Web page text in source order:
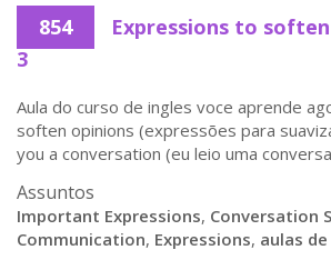
854
Expressions to
3
Aula do curso de ingles voce aprende
soften opinions (expressões para
you a conversation (eu leio uma
Assuntos
Important Expressions, Conversation
Communication, Expressions, aulas